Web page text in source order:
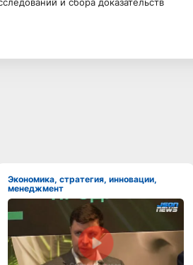
Экономика, стратегия, инновации,
менеджмент